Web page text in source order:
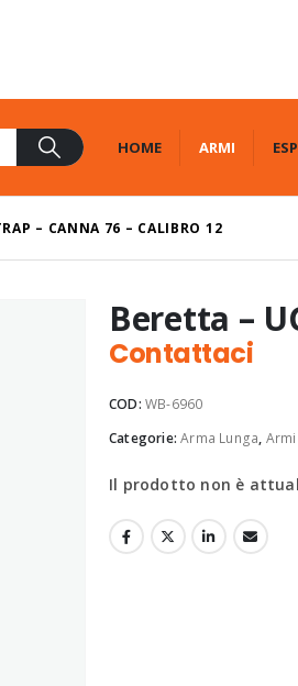
HOME ARMI
– CANNA 76 – CALIBRO 12
Beretta –
Contattaci
COD: WB-6960
Categorie:Arma Lunga, Armi
Il prodotto non è